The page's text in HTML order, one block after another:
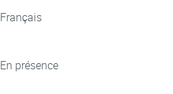
Français
En présence